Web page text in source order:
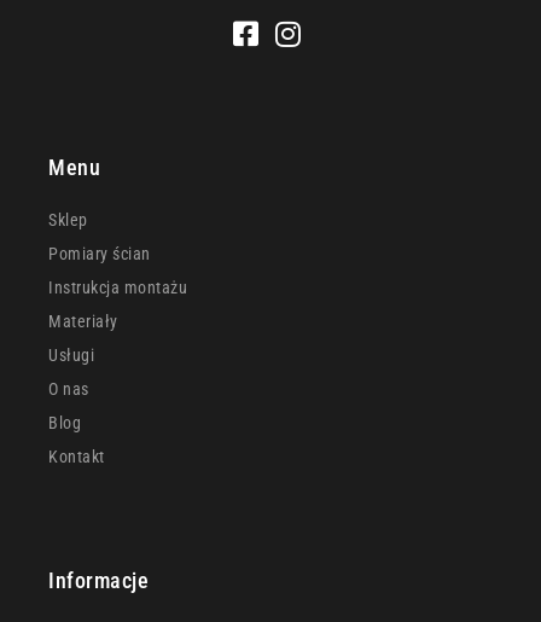
Informacje
Menu
Sklep
Pomiary ścian
Instrukcja montażu
Materiały
Usługi
O nas
Blog
Kontakt